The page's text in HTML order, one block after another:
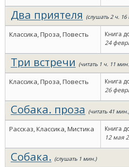
Два приятеля (слушать 2 ч. 16
Классика, Проза, Повесть
Книга
24
Три встречи (читать 1 ч. 11
Классика, Проза, Повесть
Книга
26
Собака. проза (читать 41
Рассказ, Классика, Мистика
Книга
12 мая
Собака. (слушать 1 мин.)